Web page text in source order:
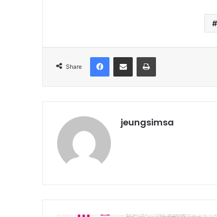
Share
FacebookShare via Email Print
jeungsimsa